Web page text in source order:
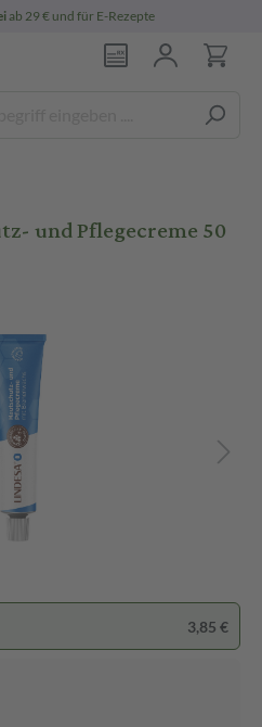
ab 29 € und für E-Rezepte
und Pflegecreme 50
3,85 €